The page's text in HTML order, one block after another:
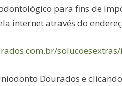
para fins de
internet através do
Dourados e